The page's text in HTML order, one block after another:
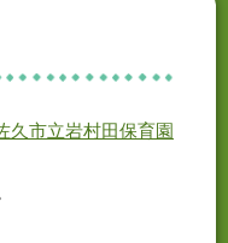
久市立岩村田保育園